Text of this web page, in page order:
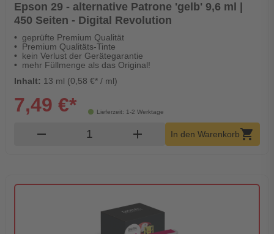
Epson 29 - alternative Patrone 'gelb' 9,6 ml |
450 Seiten - Digital Revolution
geprüfte Premium Qualität
Premium Qualitäts-Tinte
kein Verlust der Gerätegarantie
mehr Füllmenge als das Original!
Inhalt: 13 ml (0,58 €* / ml)
Lieferzeit: 1-2 Werktage
7,49 €*
remove Produkt Warenkorb Menge
add In den Warenkorbshopping_cart